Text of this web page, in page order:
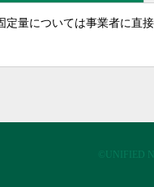
量については事業者に直接
©UNIFIED